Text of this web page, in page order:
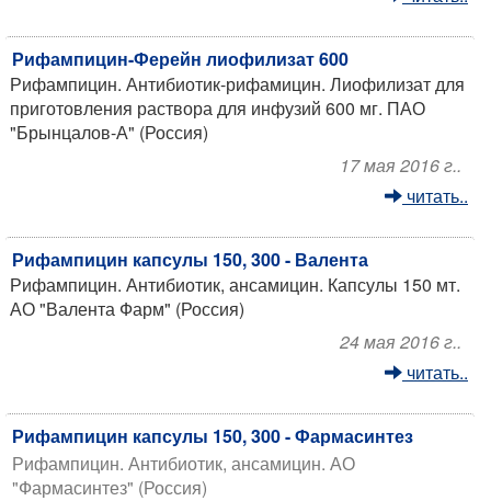
Рифампицин-Ферейн лиофилизат 600
Рифампицин. Антибиотик-рифамицин. Лиофилизат для
приготовления раствора для инфузий 600 мг. ПАО
"Брынцалов-А" (Россия)
17 мая 2016 г..
читать..
Рифампицин капсулы 150, 300 - Валента
Рифампицин. Антибиотик, ансамицин. Капсулы 150 мт.
АО "Валента Фарм" (Россия)
24 мая 2016 г..
читать..
Рифампицин капсулы 150, 300 - Фармасинтез
Рифампицин. Антибиотик, ансамицин. АО
"Фармасинтез" (Россия)